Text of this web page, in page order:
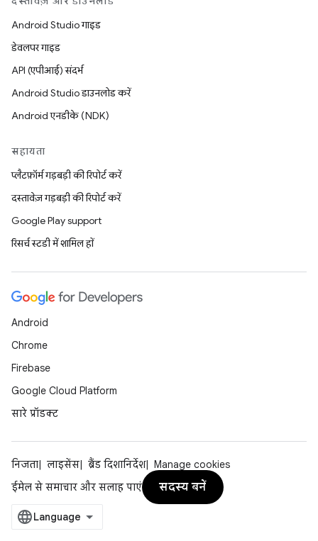
Android Studio गाइड
डेवलपर गाइड
API (एपीआई) संदर्भ
Android Studio डाउनलोड करें
Android एनडीके (NDK)
सहायता
प्लैटफ़ॉर्म गड़बड़ी की रिपोर्ट करें
दस्तावेज़ गड़बड़ी की रिपोर्ट करें
Google Play support
रिसर्च स्टडी में शामिल हों
Android
Chrome
Firebase
Google Cloud Platform
सारे प्रॉडक्ट
निजता लाइसेंस ब्रैंड दिशानिर्देश
Manage cookies
ईमेल से समाचार और सलाह पाएं
सदस्य बनें